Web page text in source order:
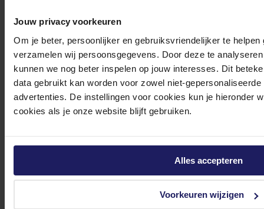
Jouw privacy voorkeuren
Om je beter, persoonlijker en gebruiksvriendelijker te
verzamelen wij persoonsgegevens. Door deze te
kunnen we nog beter inspelen op jouw interesses. Dit
data gebruikt kan worden voor zowel niet-
advertenties. De instellingen voor cookies kun je hieronder
cookies als je onze website blijft gebruiken.
Alles accepteren
Voorkeuren wijzigen
Bekijk onze veelgestelde vragen